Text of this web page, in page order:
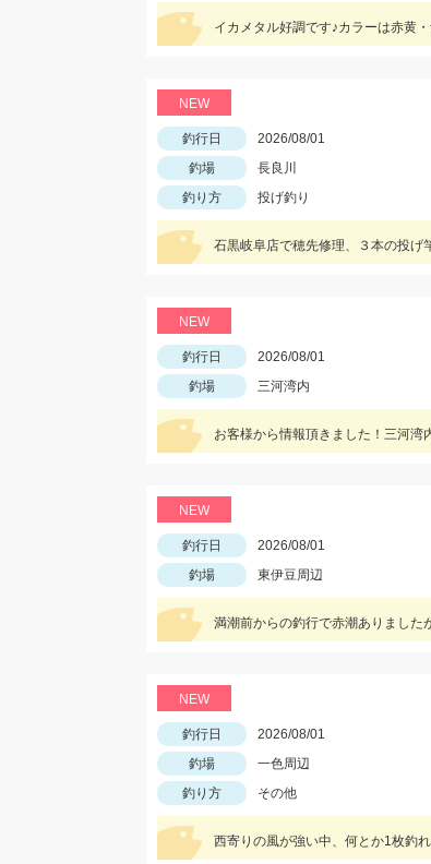
NEW
釣行日 2026/08/01
釣場
長良川
釣り方
投げ釣り
NEW
釣行日 2026/08/01
釣場
三河湾内
お客様から情報頂きました！三河湾
NEW
釣行日 2026/08/01
釣場
東伊豆周辺
満潮前からの釣行で赤潮ありました
NEW
釣行日 2026/08/01
釣場
一色周辺
釣り方
その他
西寄りの風が強い中、何とか1枚